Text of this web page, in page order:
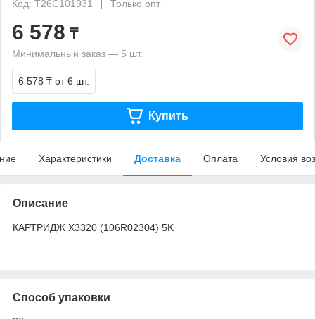
Код: T26C101931
Только опт
6 578 ₸
Минимальный заказ — 5 шт.
6 578 ₸ от 6 шт.
Купить
Характеристики Доставка Оплата Условия
Описание
КАРТРИДЖ X3320 (106R02304) 5K
Способ упаковки